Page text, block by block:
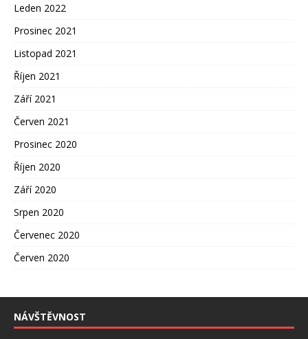
Leden 2022
Prosinec 2021
Listopad 2021
Říjen 2021
Září 2021
Červen 2021
Prosinec 2020
Říjen 2020
Září 2020
Srpen 2020
Červenec 2020
Červen 2020
NÁVŠTĚVNOST